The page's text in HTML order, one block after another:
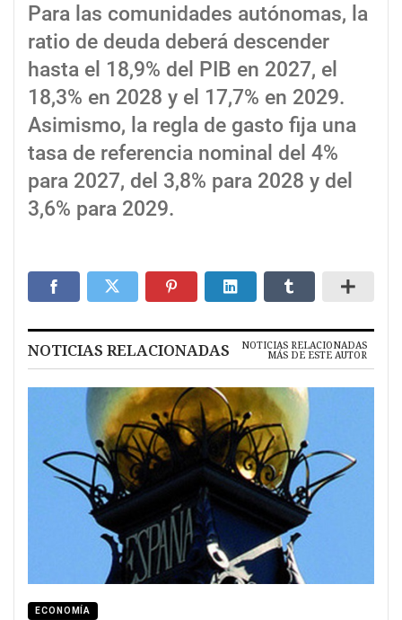
Para las comunidades autónomas, la
ratio de deuda deberá descender
hasta el 18,9% del PIB en 2027, el
18,3% en 2028 y el 17,7% en 2029.
Asimismo, la regla de gasto fija una
tasa de referencia nominal del 4%
para 2027, del 3,8% para 2028 y del
3,6% para 2029.
NOTICIAS RELACIONADAS NOTICIAS RELACIONADAS
MÁS DE ESTE AUTOR
ECONOMÍA